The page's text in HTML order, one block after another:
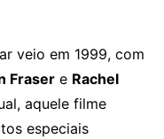
veio em 1999, com
Fraser e Rachel
aquele filme
especiais